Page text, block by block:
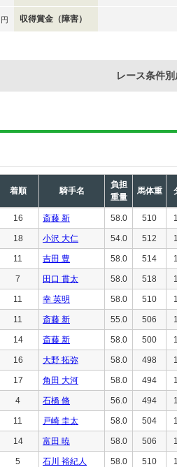
円 収得賞金（障害）
レース条件
着順 騎手名
負担
重量
馬体重
16 斎藤 新 58.0 510
18 小沢 大仁 54.0 512
11 吉田 豊 58.0 514
7 田口 貫太 58.0 518
11 幸 英明 58.0 510
11 斎藤 新 55.0 506
14 斎藤 新 58.0 500
16 大野 拓弥 58.0 498
17 角田 大河 58.0 494
4 石橋 脩 56.0 494
11 戸崎 圭太 58.0 504
14 富田 暁 58.0 506
5 石川 裕紀人 58.0 510